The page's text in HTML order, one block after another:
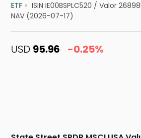
ETF ISIN IE00BSPLC520 /Valor
NAV (2026-07-17)
USD 95.96 -0.25%